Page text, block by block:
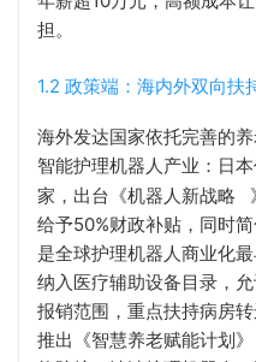
担。
1.2 政策端：海内外双向扶
海外发达国家依托完善的
智能护理机器人产业：日
家，出台《机器人新战略
给予50%财政补贴，同时
是全球护理机器人商业化
纳入医疗辅助设备目录，
报销范围，重点扶持病房
推出《智慧养老赋能计划